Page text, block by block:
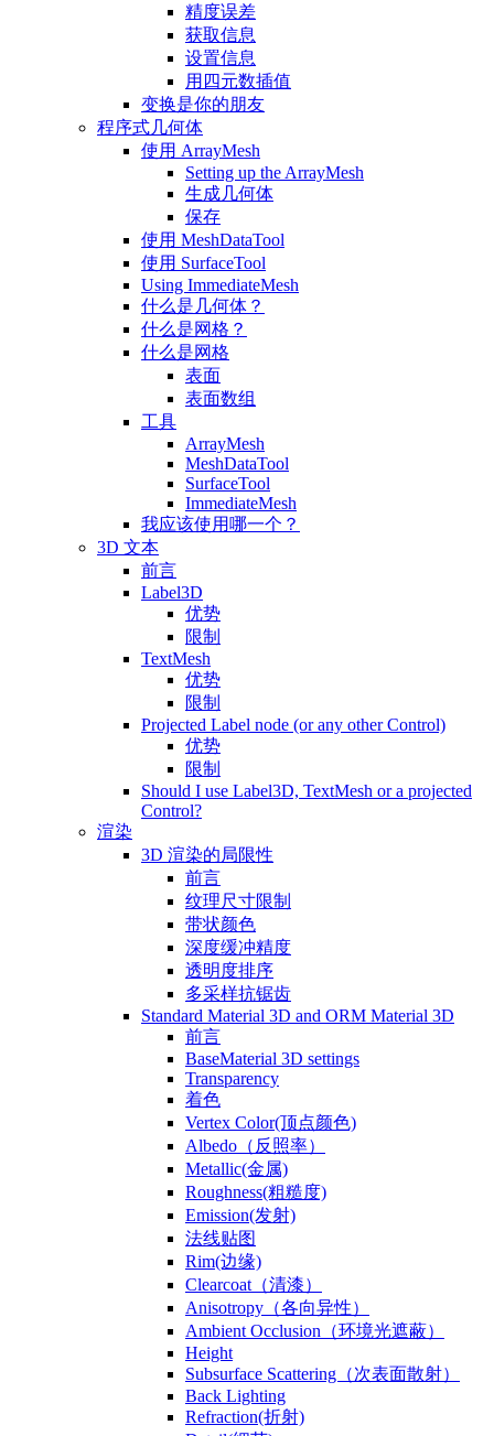
精度误差
获取信息
设置信息
用四元数插值
变换是你的朋友
程序式几何体
使用 ArrayMesh
Setting up the ArrayMesh
生成几何体
保存
使用 MeshDataTool
使用 SurfaceTool
Using ImmediateMesh
什么是几何体？
什么是网格？
什么是网格
表面
表面数组
工具
ArrayMesh
MeshDataTool
SurfaceTool
ImmediateMesh
我应该使用哪一个？
3D 文本
前言
Label3D
优势
限制
TextMesh
优势
限制
Projected Label node (or any other Control)
优势
限制
Should I use Label3D, TextMesh or a projected
Control?
渲染
3D 渲染的局限性
前言
纹理尺寸限制
带状颜色
深度缓冲精度
透明度排序
多采样抗锯齿
Standard Material 3D and ORM Material 3D
前言
BaseMaterial 3D settings
Transparency
着色
Vertex Color(顶点颜色)
Albedo（反照率）
Metallic(金属)
Roughness(粗糙度)
Emission(发射)
法线贴图
Rim(边缘)
Clearcoat（清漆）
Anisotropy（各向异性）
Ambient Occlusion（环境光遮蔽）
Height
Subsurface Scattering（次表面散射）
Back Lighting
Refraction(折射)